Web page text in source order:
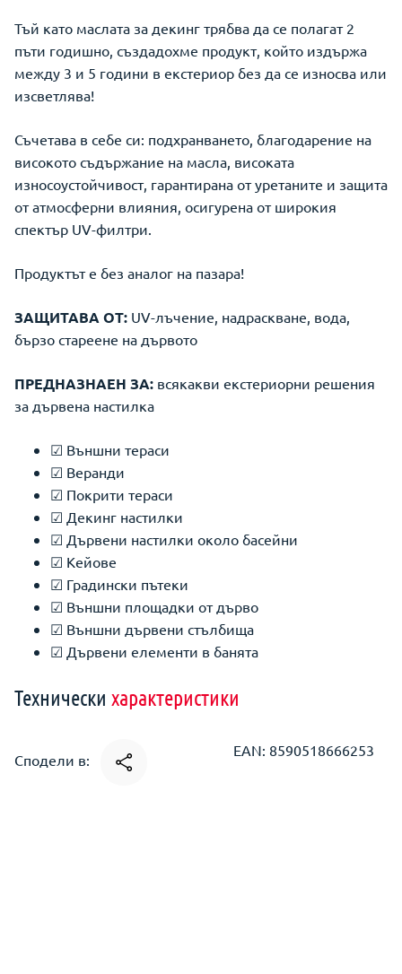
Тъй като маслата за декинг трябва да се полагат 2
пъти годишно, създадохме продукт, който издържа
между 3 и 5 години в екстериор без да се износва или
изсветлява!
Съчетава в себе си: подхранването, благодарение на
високото съ­държание на масла, високата
износоустойчивост, гарантирана от уретаните и защита
от атмосферни влияния, осигурена от широкия
спектър UV-филтри.
Продуктът е без аналог на пазара!
ЗАЩИТАВА ОТ: UV-лъчение, надраскване, вода,
бързо стареене на дървото
ПРЕДНАЗНАЕН ЗА: всякакви екстериорни решения
за дървена настилка
☑ Външни тераси
☑ Веранди
☑ Покрити тераси
☑ Декинг настилки
☑ Дървени настилки около басейни
☑ Кейове
☑ Градински пътеки
☑ Външни площадки от дърво
☑ Външни дървени стълбища
☑ Дървени елементи в банята
Технически характеристики
Сподели в:
EAN: 8590518666253